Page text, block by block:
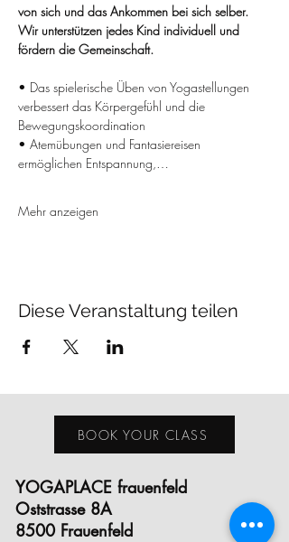
von sich und das Ankommen bei sich selber.
Wir unterstützen jedes Kind individuell und
fördern die Gemeinschaft.
• Das spielerische Üben von Yogastellungen
verbessert das Körpergefühl und die
Bewegungskoordination
• Atemübungen und Fantasiereisen
ermöglichen Entspannung,…
Mehr anzeigen
Diese Veranstaltung teilen
BOOK YOUR CLASS
YOGAPLACE frauenfeld
Oststrasse 8A
8500 Frauenfeld